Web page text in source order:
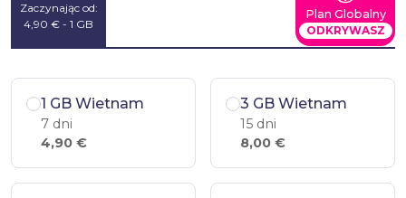
Zaczynając od:
4,90 € - 1 GB
Plan Globalny
ODKRYWASZ
1 GB Wietnam
7 dni
4,90 €
3 GB Wietnam
15 dni
8,00 €